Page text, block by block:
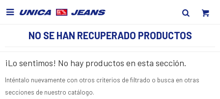

NO SE HAN RECUPERADO PRODUCTOS
¡Lo sentimos! No hay productos en esta sección.
Inténtalo nuevamente con otros criterios de filtrado o busca en otras
secciones de nuestro catálogo.